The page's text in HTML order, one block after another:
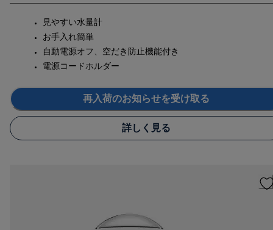
見やすい水量計
お手入れ簡単
自動電源オフ、空だき防止機能付き
電源コードホルダー
再入荷のお知らせを受け取る
詳しく見る